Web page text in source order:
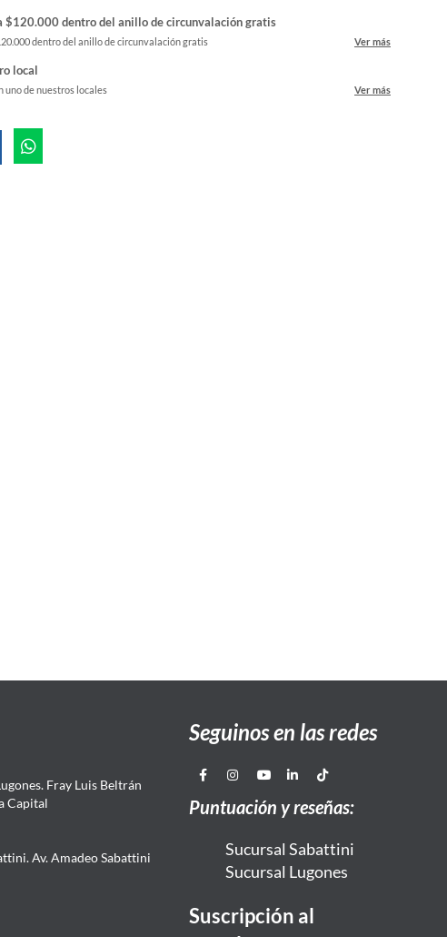
$120.000 dentro del anillo de circunvalación gratis
dentro del anillo de circunvalación gratis Ver más
local
uno de nuestros locales Ver más
Fray Luis Beltrán
Capital
Av. Amadeo Sabattini
Seguinos en las redes
Puntuación y reseñas:
Sucursal Sabattini
Sucursal Lugones
Suscripción al